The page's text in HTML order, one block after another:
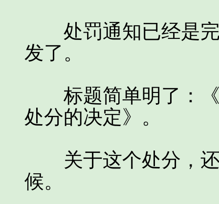
处罚通知已经是完
发了。
标题简单明了：《
处分的决定》。
关于这个处分，还
候。